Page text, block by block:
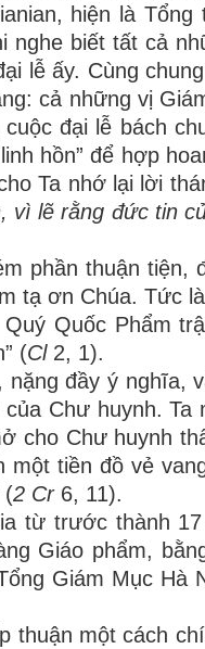
hiện là
biết tất cả
lễ ấy. Cùng
cả những vị
đại lễ bách
hồn” để hợp
Ta nhớ lại lời
vì lẽ rằng đức tin
phần thuận tiện,
tạ ơn Chúa. Tức
Quốc Phẩm
(Cl 2, 1).
đầy ý nghĩa,
Chư huynh.
cho Chư huynh
tiền đồ vẻ
(2 Cr 6, 11).
từ trước thành
Giáo phẩm,
Giám Mục Hà
thuận một cách